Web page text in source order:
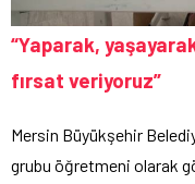
“Yaparak,
fırsat veriyoruz”
Mersin Büyükşehir
grubu öğretmeni olarak